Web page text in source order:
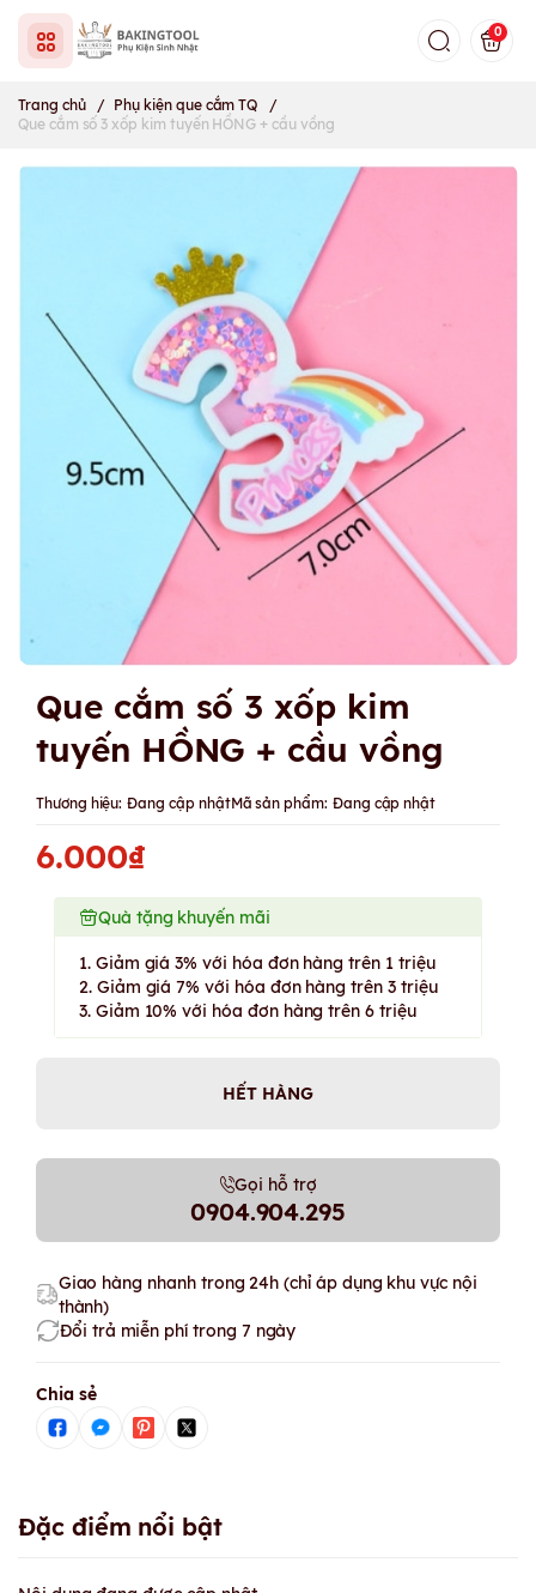
0
Trang chủ / Phụ kiện que cắm TQ
/
Que cắm số 3 xốp kim tuyến HỒNG + cầu vồng
Que cắm số 3 xốp kim
tuyến HỒNG + cầu vồng
Thương hiệu: Đang cập nhậtMã sản phẩm: Đang cập nhật
6.000₫
Quà tặng khuyến mãi
1. Giảm giá 3% với hóa đơn hàng trên 1 triệu
2. Giảm giá 7% với hóa đơn hàng trên 3 triệu
3. Giảm 10% với hóa đơn hàng trên 6 triệu
HẾT HÀNG
Gọi hỗ trợ
0904.904.295
Giao hàng nhanh trong 24h (chỉ áp dụng khu vực nội
thành)
Đổi trả miễn phí trong 7 ngày
Chia sẻ
Đặc điểm nổi bật